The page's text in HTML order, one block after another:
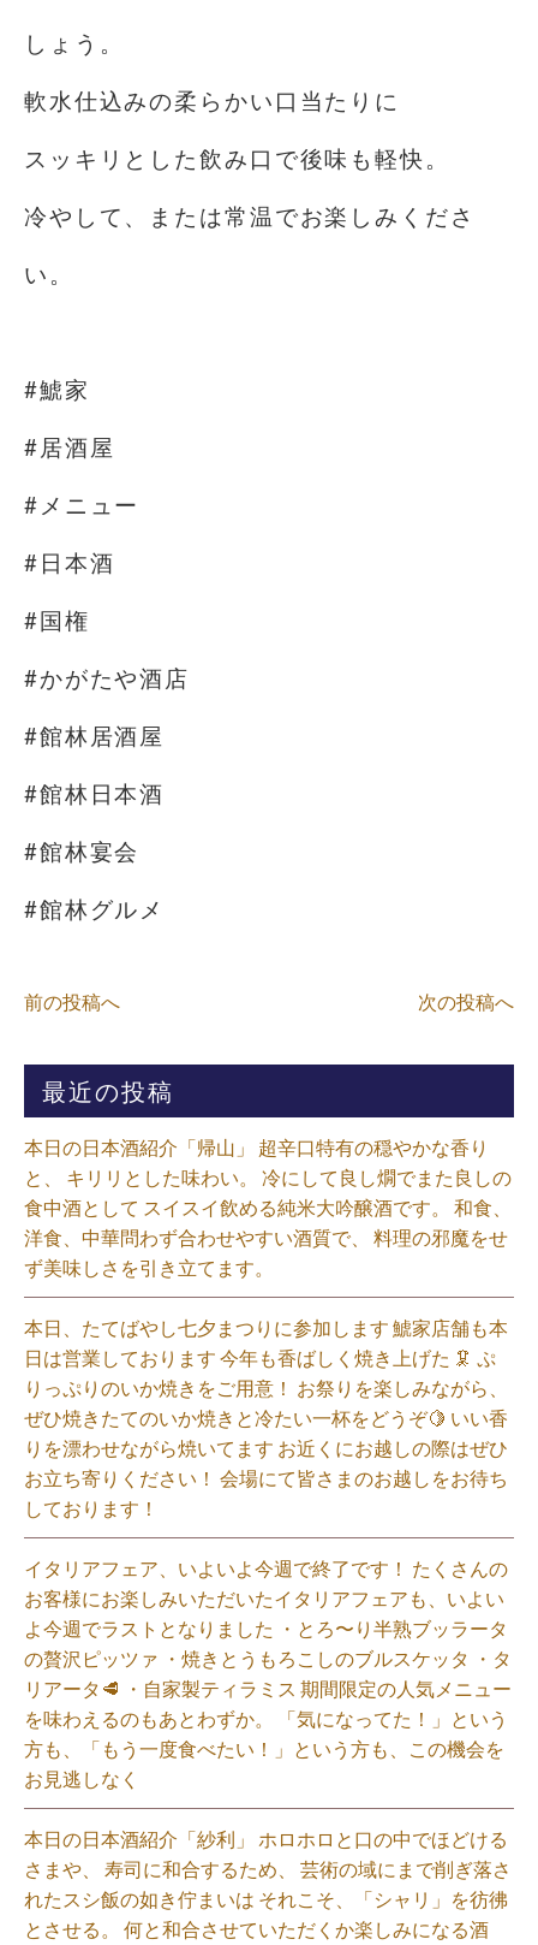
しょう。
軟水仕込みの柔らかい口当たりに
スッキリとした飲み口で後味も軽快。
冷やして、または常温でお楽しみくださ
い。
#鯱家
#居酒屋
#メニュー
#日本酒
#国権
#かがたや酒店
#館林居酒屋
#館林日本酒
#館林宴会
#館林グルメ
前の投稿へ 次の投稿へ
最近の投稿
本日の日本酒紹介「帰山」 超辛口特有の穏やかな香り
と、 キリリとした味わい。 冷にして良し燗でまた良しの
食中酒として スイスイ飲める純米大吟醸酒です。 和食、
洋食、中華問わず合わせやすい酒質で、 料理の邪魔をせ
ず美味しさを引き立てます。
本日、たてばやし七夕まつりに参加します 鯱家店舗も本
日は営業しております️ 今年も香ばしく焼き上げた 🦑 ぷ
りっぷりのいか焼きをご用意！ お祭りを楽しみながら、
ぜひ焼きたてのいか焼きと冷たい一杯をどうぞ🍋 いい香
りを漂わせながら焼いてます お近くにお越しの際はぜひ
お立ち寄りください！ 会場にて皆さまのお越しをお待ち
しております！
イタリアフェア、いよいよ今週で終了です！ たくさんの
お客様にお楽しみいただいたイタリアフェアも、いよい
よ今週でラストとなりました ・とろ〜り半熟ブッラータ
の贅沢ピッツァ ・焼きとうもろこしのブルスケッタ ・タ
リアータ🥩 ・自家製ティラミス 期間限定の人気メニュー
を味わえるのもあとわずか。 「気になってた！」という
方も、「もう一度食べたい！」という方も、この機会を
お見逃しなく⁡
本日の日本酒紹介「紗利」 ホロホロと口の中でほどける
さまや、 寿司に和合するため、 芸術の域にまで削ぎ落さ
れたスシ飯の如き佇まいは それこそ、「シャリ」を彷彿
とさせる。 何と和合させていただくか楽しみになる酒